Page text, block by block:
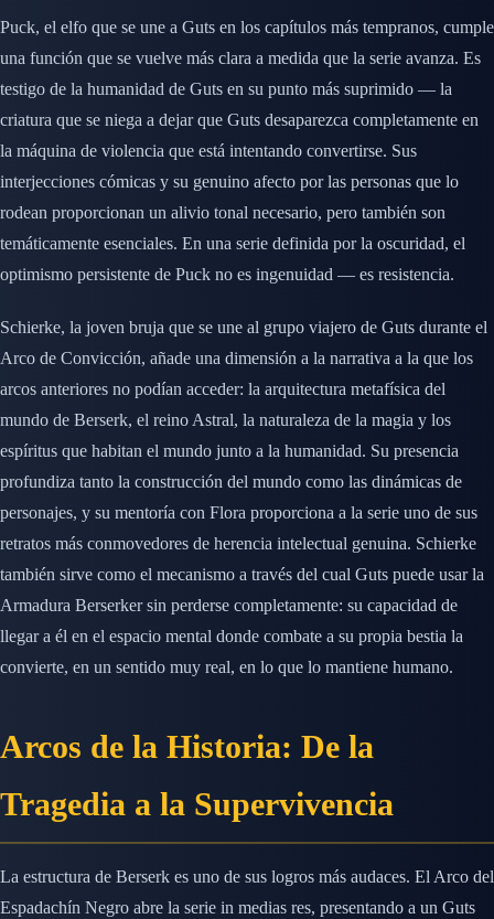
Puck, el elfo que se une a Guts en los capítulos más tempranos, cumple
una función que se vuelve más clara a medida que la serie avanza. Es
testigo de la humanidad de Guts en su punto más suprimido — la
criatura que se niega a dejar que Guts desaparezca completamente en
la máquina de violencia que está intentando convertirse. Sus
interjecciones cómicas y su genuino afecto por las personas que lo
rodean proporcionan un alivio tonal necesario, pero también son
temáticamente esenciales. En una serie definida por la oscuridad, el
optimismo persistente de Puck no es ingenuidad — es resistencia.
Schierke, la joven bruja que se une al grupo viajero de Guts durante el
Arco de Convicción, añade una dimensión a la narrativa a la que los
arcos anteriores no podían acceder: la arquitectura metafísica del
mundo de Berserk, el reino Astral, la naturaleza de la magia y los
espíritus que habitan el mundo junto a la humanidad. Su presencia
profundiza tanto la construcción del mundo como las dinámicas de
personajes, y su mentoría con Flora proporciona a la serie uno de sus
retratos más conmovedores de herencia intelectual genuina. Schierke
también sirve como el mecanismo a través del cual Guts puede usar la
Armadura Berserker sin perderse completamente: su capacidad de
llegar a él en el espacio mental donde combate a su propia bestia la
convierte, en un sentido muy real, en lo que lo mantiene humano.
Arcos de la Historia: De la
Tragedia a la Supervivencia
La estructura de Berserk es uno de sus logros más audaces. El Arco del
Espadachín Negro abre la serie in medias res, presentando a un Guts